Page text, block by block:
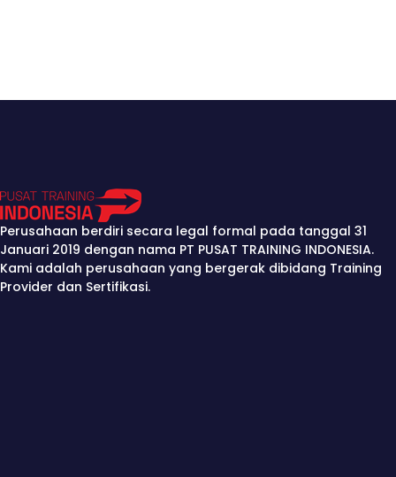
Perusahaan berdiri secara legal formal pada tanggal 31
Januari 2019 dengan nama PT PUSAT TRAINING INDONESIA.
Kami adalah perusahaan yang bergerak dibidang Training
Provider dan Sertifikasi.